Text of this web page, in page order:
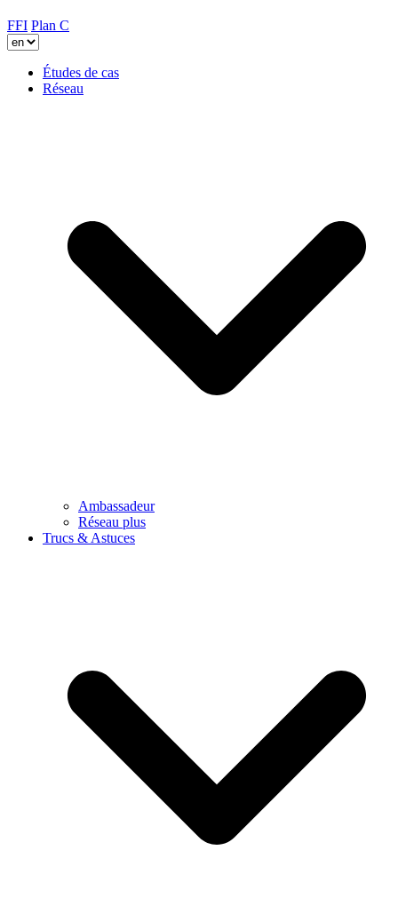
FFI Plan C
Études de cas
Réseau
Ambassadeur
Réseau plus
Trucs & Astuces